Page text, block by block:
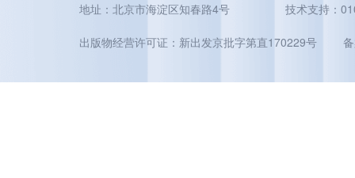
地址：北京市海淀区知春路4号 技术支持：
出版物经营许可证：新出发京批字第直170229号